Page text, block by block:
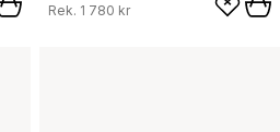
Rek. 1 780 kr